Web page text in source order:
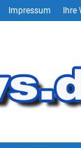
Impressum